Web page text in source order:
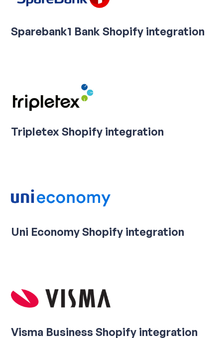
Sparebank1 Bank Shopify integration
Tripletex Shopify integration
Uni Economy Shopify integration
Visma Business Shopify integration